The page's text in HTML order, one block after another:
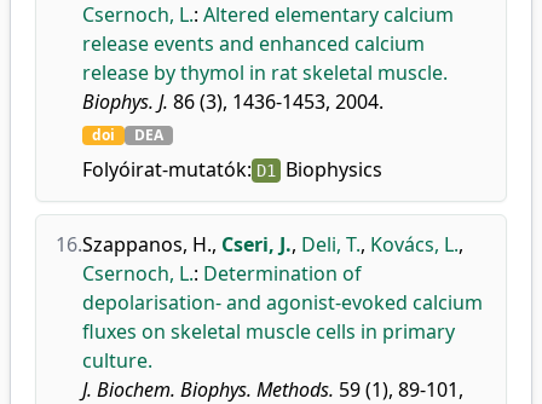
Csernoch, L.: Altered elementary calcium
release events and enhanced calcium
release by thymol in rat skeletal muscle.
Biophys. J. 86 (3), 1436-1453, 2004.
doi DEA
Folyóirat-mutatók: D1 Biophysics
16.Szappanos, H., Cseri, J., Deli, T., Kovács, L.,
Csernoch, L.: Determination of
depolarisation- and agonist-evoked calcium
fluxes on skeletal muscle cells in primary
culture.
J. Biochem. Biophys. Methods. 59 (1), 89-101,